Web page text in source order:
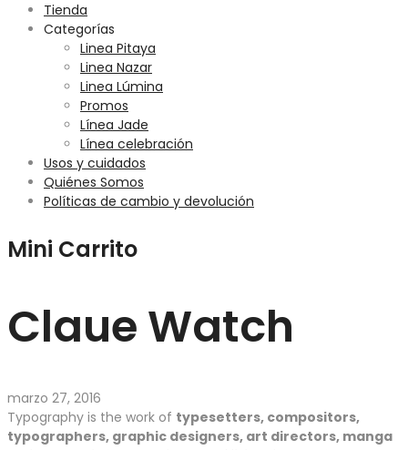
Tienda
Categorías
Linea Pitaya
Linea Nazar
Linea Lúmina
Promos
Línea Jade
Línea celebración
Usos y cuidados
Quiénes Somos
Políticas de cambio y devolución
Mini Carrito
Claue Watch
marzo 27, 2016
Typography is the work of typesetters, compositors,
typographers, graphic designers, art directors, manga